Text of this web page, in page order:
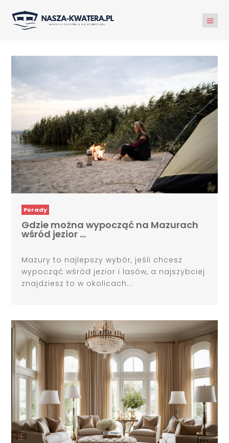
Porady
Gdzie można wypocząć na Mazurach
wśród jezior …
Mazury to najlepszy wybór, jeśli chcesz
wypocząć wśród jezior i lasów, a najszybciej
znajdziesz to w okolicach...